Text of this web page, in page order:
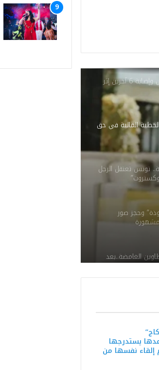
بنزرت : وفاة 7 اشخاص وإصابة 6 آخرين إثر
المالية في حق
تونس تعتقل الرجل
وحجز صور
الغامضة..بعد
يُسلم الروح
وسط العاصمة!.
امرأة تخدر الرجال
يستدرجها
إلقاء نفسها من